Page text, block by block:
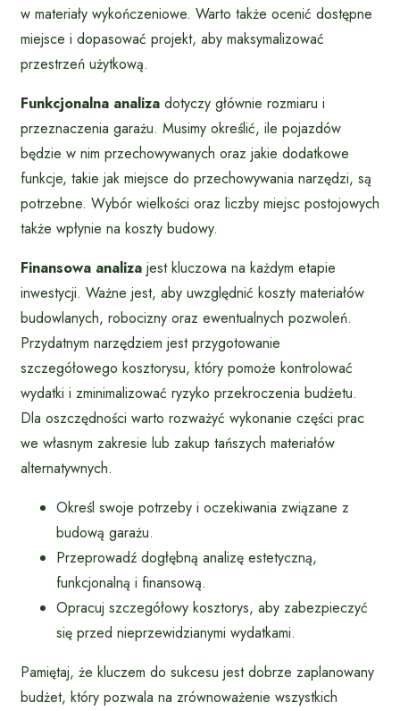
w materiały wykończeniowe. Warto także ocenić dostępne
miejsce i dopasować projekt, aby maksymalizować
przestrzeń użytkową.
Funkcjonalna analiza dotyczy głównie rozmiaru i
przeznaczenia garażu. Musimy określić, ile pojazdów
będzie w nim przechowywanych oraz jakie dodatkowe
funkcje, takie jak miejsce do przechowywania narzędzi, są
potrzebne. Wybór wielkości oraz liczby miejsc postojowych
także wpłynie na koszty budowy.
Finansowa analiza jest kluczowa na każdym etapie
inwestycji. Ważne jest, aby uwzględnić koszty materiałów
budowlanych, robocizny oraz ewentualnych pozwoleń.
Przydatnym narzędziem jest przygotowanie
szczegółowego kosztorysu, który pomoże kontrolować
wydatki i zminimalizować ryzyko przekroczenia budżetu.
Dla oszczędności warto rozważyć wykonanie części prac
we własnym zakresie lub zakup tańszych materiałów
alternatywnych.
Określ swoje potrzeby i oczekiwania związane z
budową garażu.
Przeprowadź dogłębną analizę estetyczną,
funkcjonalną i finansową.
Opracuj szczegółowy kosztorys, aby zabezpieczyć
się przed nieprzewidzianymi wydatkami.
Pamiętaj, że kluczem do sukcesu jest dobrze zaplanowany
budżet, który pozwala na zrównoważenie wszystkich